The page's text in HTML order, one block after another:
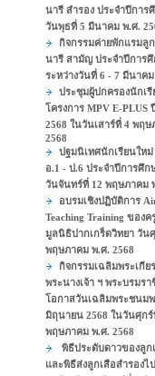
นารี สำรอง ประจำปีการ
วันพุธที่ 5 มีนาคม พ.ศ.
กิจกรรมค่ายพักแรมลู
นารี สามัญ ประจำปีการศึ
ระหว่างวันที่ 6 - 7 มีนาคม
ประชุมผู้ปกครองนักเรี
โครงการ MPV E-PLUS
2568 ในวันเสาร์ที่ 4 พฤษ
2568
ปฐมนิเทศนักเรียนให
อ.1 - ป.6 ประจำปีการศึก
วันจันทร์ที่ 12 พฤษภาคม
อบรมเชิงปฏิบัติการ
Teaching Training ของค
มูลนิธิปากเกร็ดวิทยา วัน
พฤษภาคม พ.ศ. 2568
กิจกรรมเฉลิมพระเกีย
พระนางเจ้า ฯ พระบรมร
โอกาสวันเฉลิมพระชนมพ
มิถุนายน 2568 ในวันศุกร์
พฤษภาคม พ.ศ. 2568
พิธีประดับดาวของลูก
และพิธีส่งลูกเสือสำรองไ